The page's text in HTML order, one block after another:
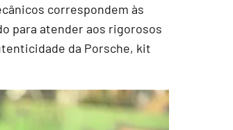
correspondem às
para atender aos rigorosos
da Porsche, kit